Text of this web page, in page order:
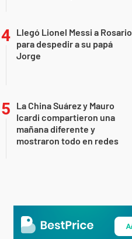
Llegó Lionel Messi a Rosario
para despedir a su papá
Jorge
La China Suárez y Mauro
Icardi compartieron una
mañana diferente y
mostraron todo en redes